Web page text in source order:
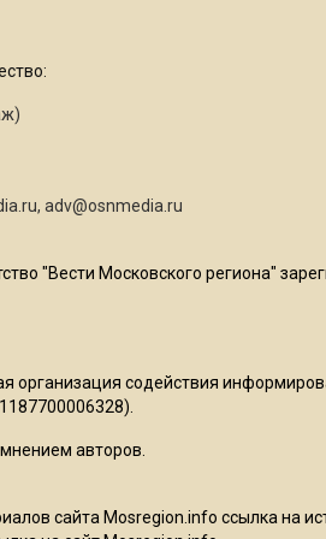
, adv@osnmedia.ru
"Вести Московского региона"
организация содействия
авторов.
сайта Mosregion.info ссылка на